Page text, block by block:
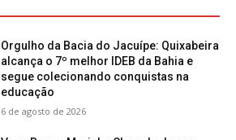
Orgulho da Bacia do Jacuípe: Quixabeira
alcança o 7º melhor IDEB da Bahia e
segue colecionando conquistas na
educação
6 de agosto de 2026